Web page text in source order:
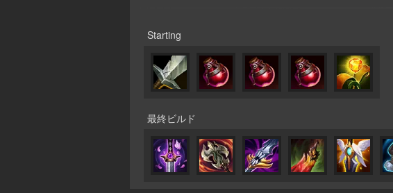
Starting
最終ビルド